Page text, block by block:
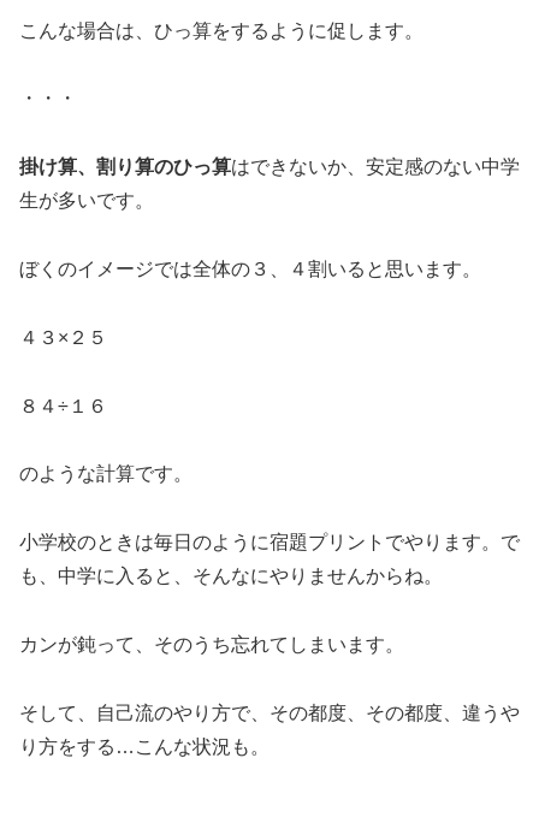
こんな場合は、ひっ算をするように促します。
・・・
掛け算、割り算のひっ算はできないか、安定感のない中学
生が多いです。
ぼくのイメージでは全体の３、４割いると思います。
４３×２５
８４÷１６
のような計算です。
小学校のときは毎日のように宿題プリントでやります。で
も、中学に入ると、そんなにやりませんからね。
カンが鈍って、そのうち忘れてしまいます。
そして、自己流のやり方で、その都度、その都度、違うや
り方をする…こんな状況も。